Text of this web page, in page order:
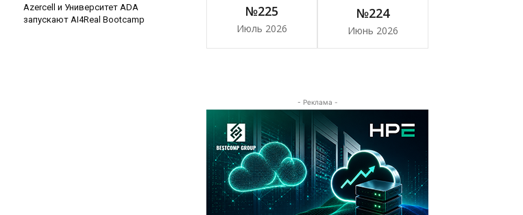
Azercell и Университет ADA
запускают AI4Real Bootcamp
№225
Июль 2026
№224
Июнь 2026
- Реклама -